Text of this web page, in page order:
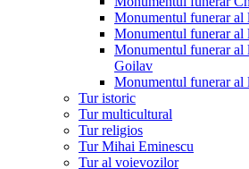
Monumentul funerar al
Monumentul funerar
Monumentul funerar al
Goilav
Monumentul funerar al
Tur istoric
Tur multicultural
Tur religios
Tur Mihai Eminescu
Tur al voievozilor